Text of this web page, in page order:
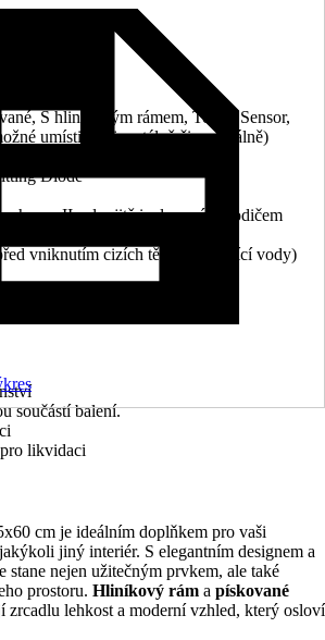
S hliníkovým rámem, Touch Sensor,
umístit horizontálně či vertikálně)
Diode
II s dvojitě izolovaným vodičem
vniknutím cizích těles a stříkající vody)
součástí balení.
likvidaci
cm je ideálním doplňkem pro vaši
jiný interiér. S elegantním designem a
stane nejen užitečným prvkem, ale také
prostoru. Hliníkový rám a pískované
zrcadlu lehkost a moderní vzhled, který osloví